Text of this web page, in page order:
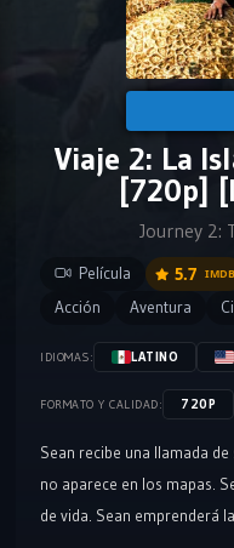
Viaje 2: La
[720p]
Journey 2:
Película 5.7 IMDB
Acción Aventura
IDIOMAS: LATINO
FORMATO Y CALIDAD: 720P
Sean recibe una llamada
no aparece en los mapas.
de vida. Sean emprenderá